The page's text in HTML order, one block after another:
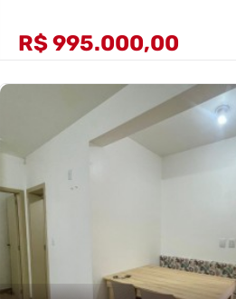
R$ 995.000,00